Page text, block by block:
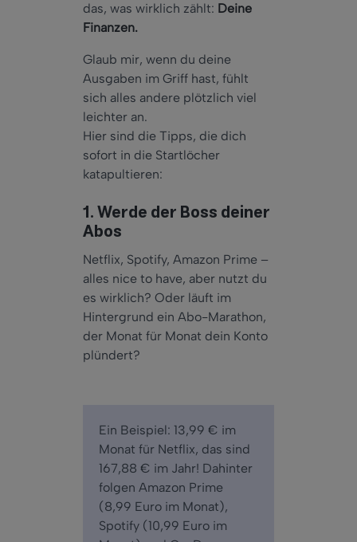
das, was wirklich zählt: Deine
Finanzen.
Glaub mir, wenn du deine
Ausgaben im Griff hast, fühlt
sich alles andere plötzlich viel
leichter an.
Hier sind die Tipps, die dich
sofort in die Startlöcher
katapultieren:
1. Werde der Boss deiner
Abos
Netflix, Spotify, Amazon Prime –
alles nice to have, aber nutzt du
es wirklich? Oder läuft im
Hintergrund ein Abo-Marathon,
der Monat für Monat dein Konto
plündert?
Ein Beispiel: 13,99 € im
Monat für Netflix, das sind
167,88 € im Jahr! Dahinter
folgen Amazon Prime
(8,99 Euro im Monat),
Spotify (10,99 Euro im